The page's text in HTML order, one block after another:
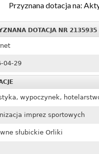
Przyznana dotacja na:
DOTACJA NR 2135935
04-29
wypoczynek,
imprez sportowych
słubickie Orliki